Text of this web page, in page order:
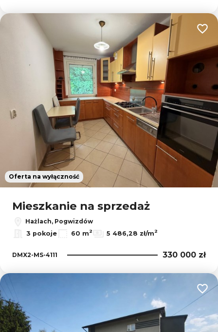
Oferta na wyłączność
Mieszkanie na sprzedaż
Hażlach, Pogwizdów
3 pokoje
60 m2 5 486,28 zł/m2
DMX2-MS-4111 330 000 zł